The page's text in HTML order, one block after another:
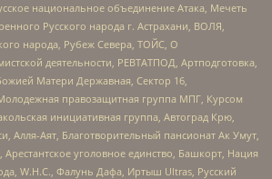
национальное объединение Атака, Мечеть
Русского народа г. Астрахани, ВОЛЯ,
народа, Рубеж Севера, ТОЙС, О
деятельности, РЕВТАТПОД, Артподготовка,
Матери Державная, Сектор 16,
правозащитная группа МПГ, Курсом
инициативная группа, Автоград Крю,
Алля-Аят, Благотворительный пансионат Ак Умут,
Арестантское уголовное единство, Башкорт, Нация
W.H.С., Фалунь Дафа, Иртыш Ultras, Русский